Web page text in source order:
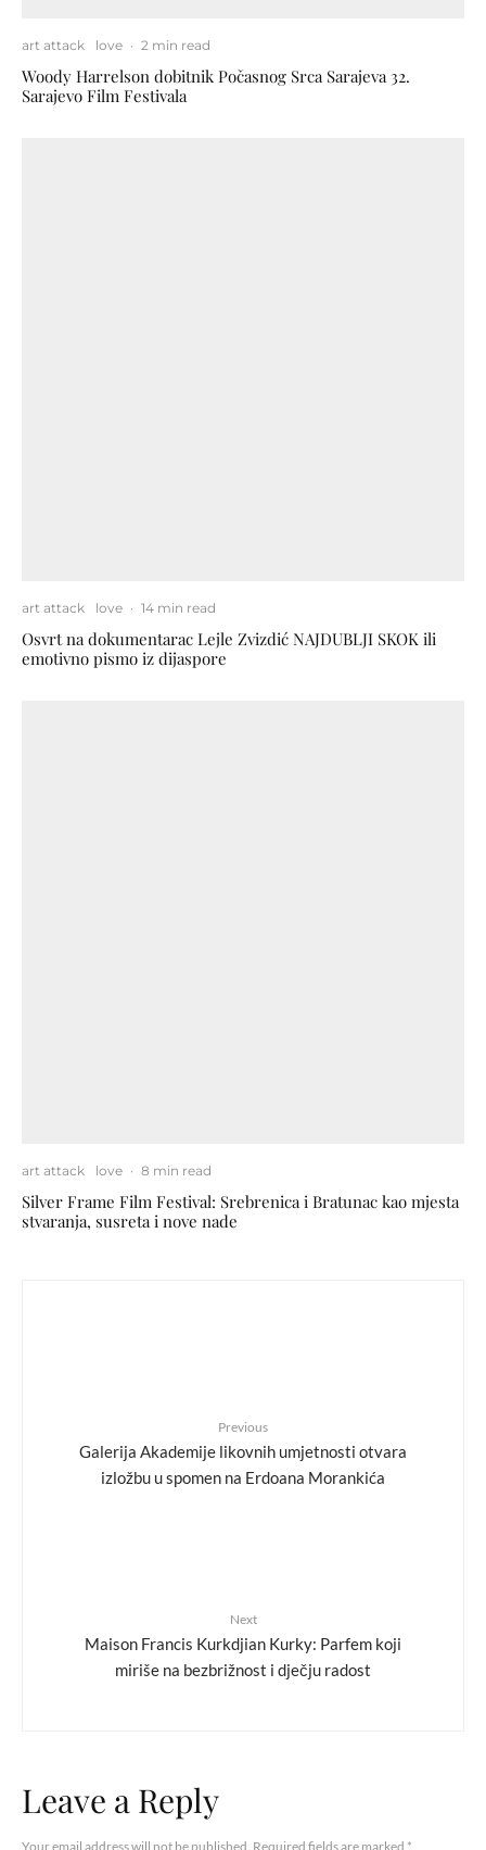
art attack love · 2 min read
Woody Harrelson dobitnik Počasnog Srca Sarajeva 32.
Sarajevo Film Festivala
art attack love · 14 min read
Osvrt na dokumentarac Lejle Zvizdić NAJDUBLJI SKOK ili
emotivno pismo iz dijaspore
art attack love · 8 min read
Silver Frame Film Festival: Srebrenica i Bratunac kao mjesta
stvaranja, susreta i nove nade
Previous
Galerija Akademije likovnih umjetnosti otvara
izložbu u spomen na Erdoana Morankića
Next
Maison Francis Kurkdjian Kurky: Parfem koji
miriše na bezbrižnost i dječju radost
Leave a Reply
Your email address will not be published. Required fields are marked *